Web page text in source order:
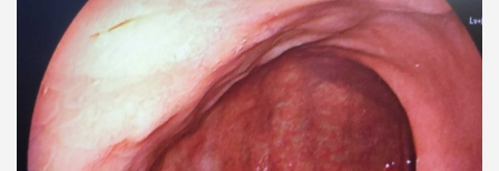
Excelente Dra Diana y su anestesiologa, muy
profesionales, un trato al paciente muy
bueno tienen mucha paciencia. Muy